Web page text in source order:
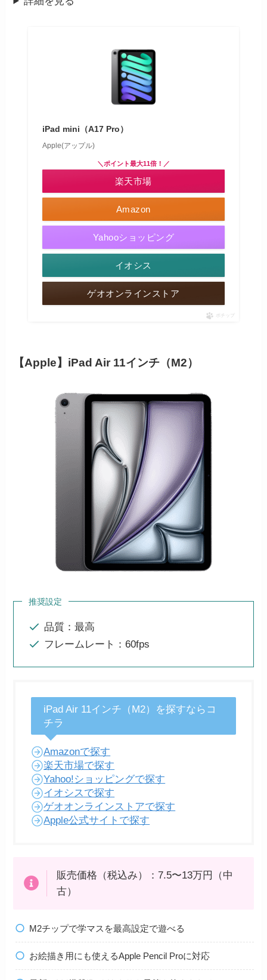
iPad mini（A17 Pro）
Apple(アップル)
Amazon
＼ポイント最大11倍！／
楽天市場
Yahooショッピング
イオシス
ゲオオンラインストア
ポチップ
【Apple】iPad Air 11インチ（M2）
推奨設定
品質：最高
フレームレート：60fps
iPad Air 11インチ（M2）を探すならコ
チラ
Amazonで探す
楽天市場で探す
Yahoo!ショッピングで探す
イオシスで探す
ゲオオンラインストアで探す
Apple公式サイトで探す
販売価格（税込み）：7.5〜13万円（中
古）
M2チップで学マスを最高設定で遊べる
お絵描き用にも使えるApple Pencil Proに対応